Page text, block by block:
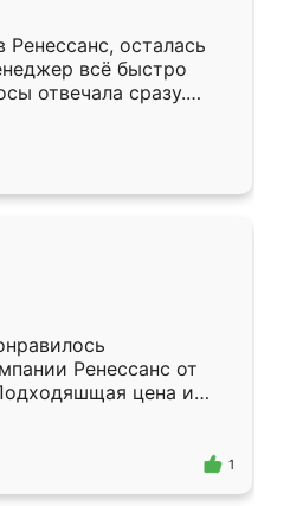
только здесь.
осталась
всё быстро
отвечала сразу.
субботу, подошёл к
Собрали
аккуратно, даже
Ренессанс от
цена и
Приехавший
Владислав
эскизу самый
1